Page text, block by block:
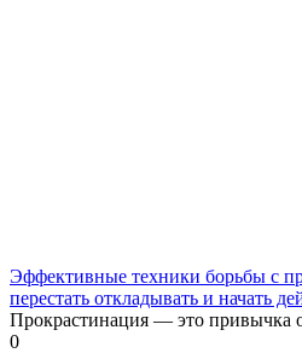
Эффективные техники борьбы с
перестать откладывать и начать
Прокрастинация — это привычка
0